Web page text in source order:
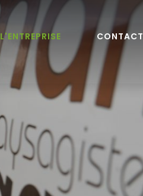
L'ENTREPRISE CONTACT